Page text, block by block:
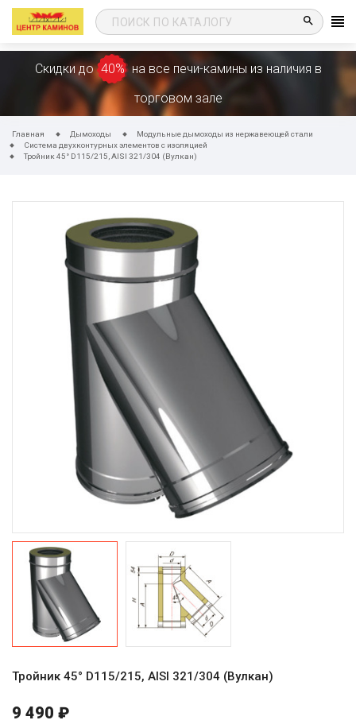
search
Скидки до 40% на все печи-камины из наличия в
торговом зале
Главная Дымоходы
Модульные дымоходы из нержавеющей стали
Система двухконтурных элементов с изоляцией
Тройник 45° D115/215, AISI 321/304 (Вулкан)
Тройник 45° D115/215, AISI 321/304 (Вулкан)
9 490 ₽